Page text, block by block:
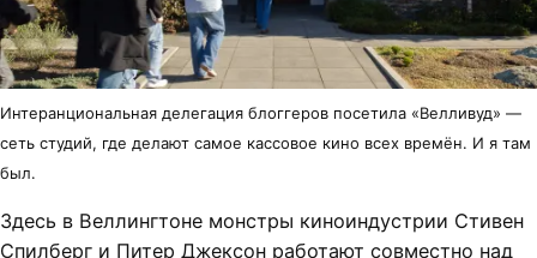
Интеранциональная делегация блоггеров посетила «Велливуд» —
сеть студий, где делают самое кассовое кино всех времён. И я там
был.
Здесь в Веллингтоне монстры киноиндустрии Стивен
Спилберг и Питер Джексон работают совместно над